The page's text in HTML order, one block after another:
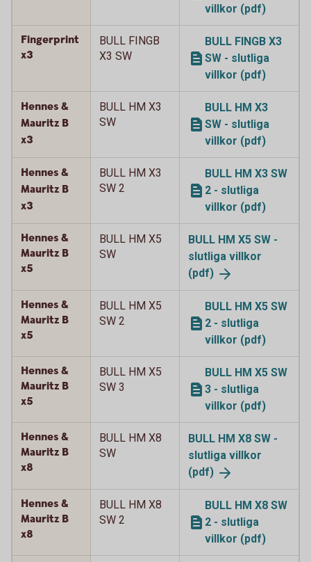
villkor (pdf)
Fingerprint
x3
BULL FINGB
X3 SW
BULL FINGB X3
SW - slutliga
villkor (pdf)
Hennes &
Mauritz B
x3
BULL HM X3
SW
BULL HM X3
SW - slutliga
villkor (pdf)
Hennes &
Mauritz B
x3
BULL HM X3
SW 2
BULL HM X3 SW
2 - slutliga
villkor (pdf)
Hennes &
Mauritz B
x5
BULL HM X5
SW
BULL HM X5 SW -
slutliga villkor
(pdf)
Hennes &
Mauritz B
x5
BULL HM X5
SW 2
BULL HM X5 SW
2 - slutliga
villkor (pdf)
Hennes &
Mauritz B
x5
BULL HM X5
SW 3
BULL HM X5 SW
3 - slutliga
villkor (pdf)
Hennes &
Mauritz B
x8
BULL HM X8
SW
BULL HM X8 SW -
slutliga villkor
(pdf)
Hennes &
Mauritz B
x8
BULL HM X8
SW 2
BULL HM X8 SW
2 - slutliga
villkor (pdf)